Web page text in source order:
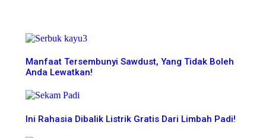
Manfaat Tersembunyi Sawdust, Yang Tidak Boleh
Anda Lewatkan!
Ini Rahasia Dibalik Listrik Gratis Dari Limbah Padi!